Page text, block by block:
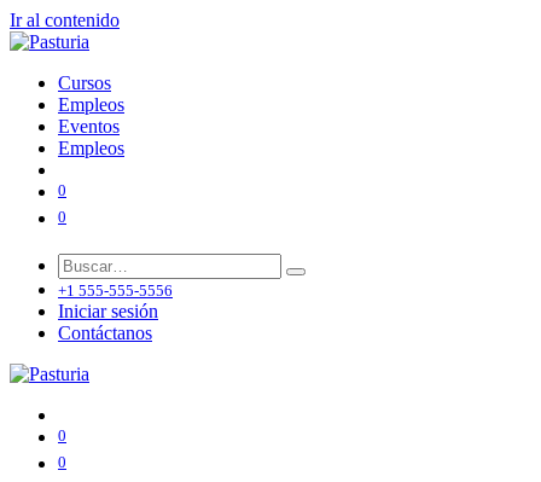
Ir al contenido
Cursos
Empleos
Eventos
Empleos
0
0
+1 555-555-5556
Iniciar sesión
Contáctanos
0
0